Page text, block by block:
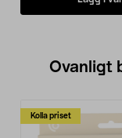
Ovanligt
Kolla priset